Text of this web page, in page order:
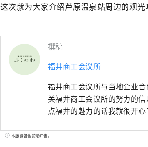
这次就为大家介绍芦原温泉站周边的观光
撰稿
福井商工会议所
福井商工会议所与当地企业
关福井商工会议所的努力的
点福井的魅力的话我就很开心
本服务包含赞助广告。